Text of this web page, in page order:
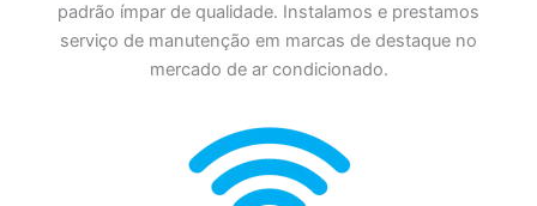
padrão ímpar de qualidade. Instalamos e prestamos
serviço de manutenção em marcas de destaque no
mercado de ar condicionado.